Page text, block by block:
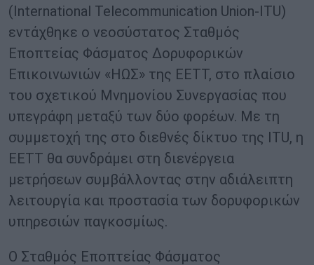
(International Telecommunication Union-ITU)
εντάχθηκε ο νεοσύστατος Σταθμός
Εποπτείας Φάσματος Δορυφορικών
Επικοινωνιών «ΗΩΣ» της ΕΕΤΤ, στο πλαίσιο
του σχετικού Μνημονίου Συνεργασίας που
υπεγράφη μεταξύ των δύο φορέων. Με τη
συμμετοχή της στο διεθνές δίκτυο της ΙTU, η
ΕΕΤΤ θα συνδράμει στη διενέργεια
μετρήσεων συμβάλλοντας στην αδιάλειπτη
λειτουργία και προστασία των δορυφορικών
υπηρεσιών παγκοσμίως.
Ο Σταθμός Εποπτείας Φάσματος